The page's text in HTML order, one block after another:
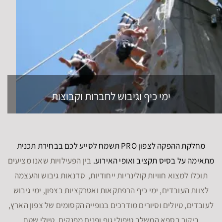
ימי כיף וגיבוש לחברות וקבוצות
מחלקת ההפקה לצפון PRO תשמח לסייע לכם בבחירת תכנית
מתאימה על בסיס תקציב ואופי האירוע. בין הפעילויות שאנו מציעים
תוכלו למצוא חוויות קולינריות ייחודיות, סדנאות גיבוש והעצמה
לצוות העובדים, ימי כיף הרפתקאות ואטרקציות בצפון, ימי גיבוש
לעובדים, טיולים וסיורים מודרכים בנופייה הקסומים של צפון הארץ,
ביקור בספא המשלב טיפולי גוף ופנים מפנקים, טיולי שטח